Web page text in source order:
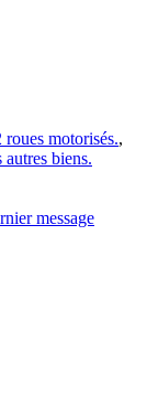
motorisés.,
autres biens.
message